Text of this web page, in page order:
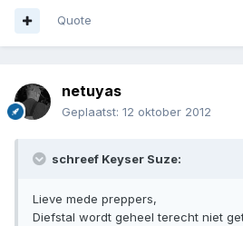
Quote
netuyas
Geplaatst: 12 oktober 2012
schreef Keyser Suze:
Lieve mede preppers,
Diefstal wordt geheel terecht niet